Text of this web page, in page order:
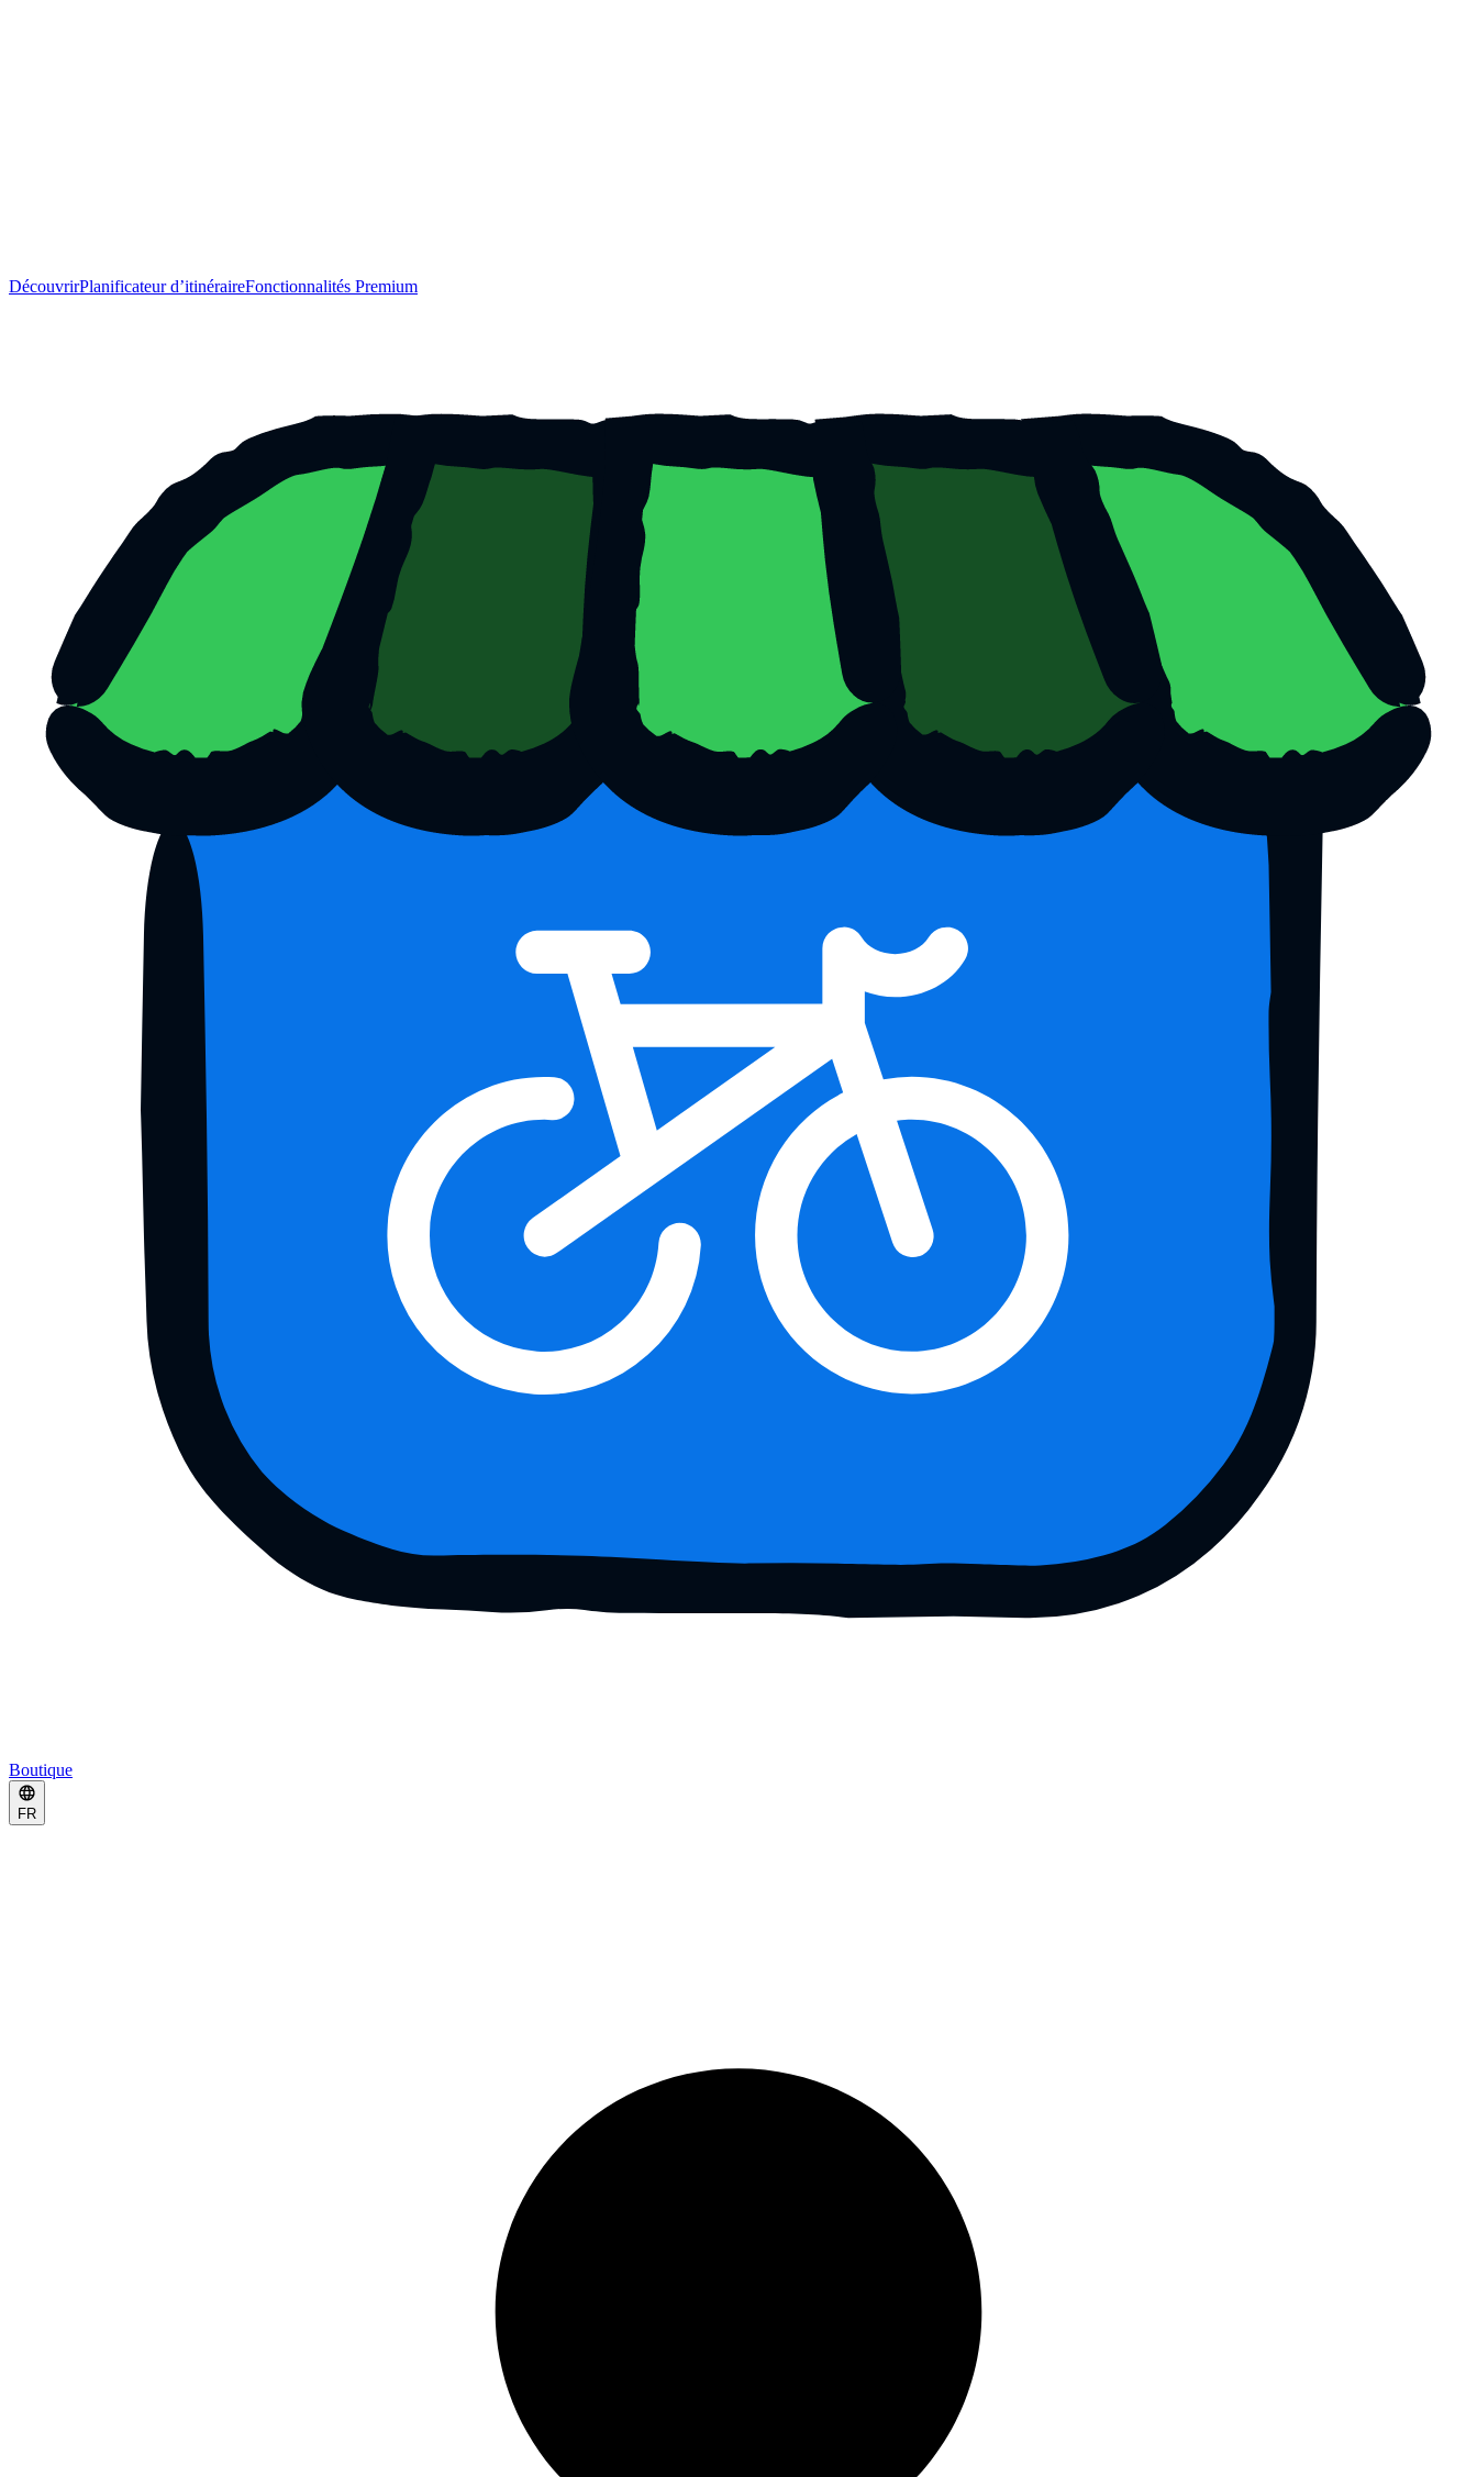
DécouvrirPlanificateur d’itinéraireFonctionnalités Premium
Boutique
FR